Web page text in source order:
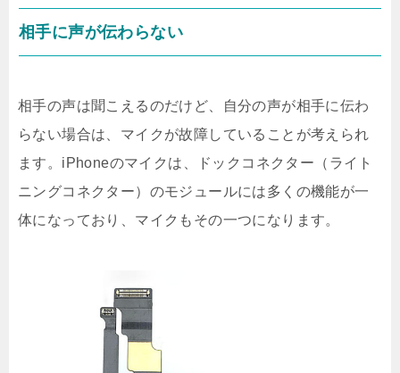
相手に声が伝わらない
相手の声は聞こえるのだけど、自分の声が相手に伝わ
らない場合は、マイクが故障していることが考えられ
ます。iPhoneのマイクは、ドックコネクター（ライト
ニングコネクター）のモジュールには多くの機能が一
体になっており、マイクもその一つになります。